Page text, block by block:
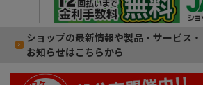
ショップの最新情報や製品・サービス
お知らせはこちらから